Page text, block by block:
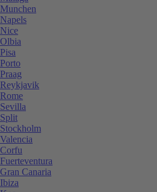
Munchen
Napels
Nice
Olbia
Pisa
Porto
Praag
Reykjavik
Rome
Sevilla
Split
Stockholm
Valencia
Corfu
Fuerteventura
Gran Canaria
Ibiza